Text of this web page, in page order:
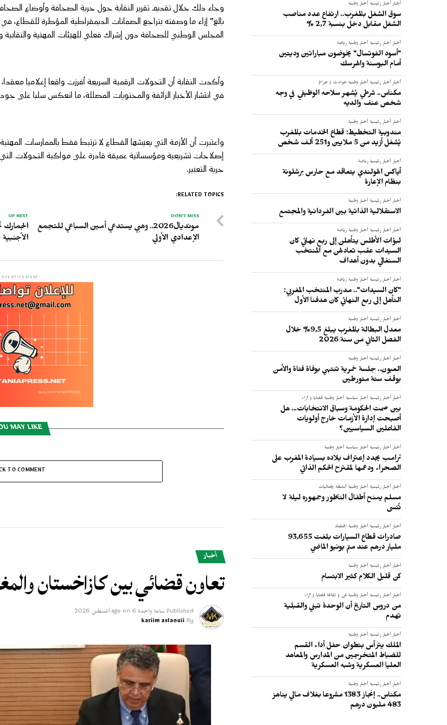
أخبار أخبار رئيسية أخبار وطنية
سوق الشغل بالمغرب.. ارتفاع عدد مناصب
الشغل مقابل دخل بنسبة 2,7 %
أخبار أخبار رئيسية أخبار وطنية رياضة
"أسود الفوتسال" يخوضون مباراتين وديتين
أمام البوسنة والهرسك
أخبار أخبار رئيسية أخبار وطنية حوادث و جرائم
مكناس.. شرطي يُشهر سلاحه الوظيفي في وجه
شخص عنف والديه
أخبار أخبار رئيسية أخبار وطنية
مندوبية التخطيط: قطاع الخدمات بالمغرب
يُشغل أزيد من 5 ملايين و251 ألف شخص
أخبار أخبار رئيسية رياضة
أياكس الهولندي يتعاقد مع حارس برشلونة
بنظام الإعارة
أخبار أخبار رئيسية أخبار وطنية
الاستقلالية الذاتية بين الفردانية والمجتمع
أخبار أخبار رئيسية أخبار وطنية رياضة
لبؤات الأطلس يتأهلن إلى ربع نهائي كان
السيدات عقب تعادلهن مع المنتخب
السنغالي بدون أهداف
أخبار أخبار رئيسية أخبار وطنية رياضة
"كان السيدات".. مدرب المنتخب المغربي:
التأهل إلى ربع النهائي كان هدفنا الأول
أخبار أخبار رئيسية أخبار وطنية
معدل البطالة بالمغرب يبلغ 9,5% خلال
الفصل الثاني من سنة 2026
أخبار أخبار رئيسية أخبار وطنية
العيون.. جلسة خمرية تنتهي بوفاة فتاة والأمن
يوقف ستة متورطين
أخبار أخبار رئيسية أخبار سياسية أخبار وطنية قضايا و آراء
بين صمت الحكومة وسباق الانتخابات... هل
أصبحت إدارة الأزمات خارج أولويات
الفاعلين السياسيين؟
أخبار أخبار رئيسية أخبار سياسية أخبار وطنية
ترامب يجدد إعتراف بلاده بسيادة المغرب على
الصحراء ودعمها لمقترح الحكم الذاتي
أخبار أخبار رئيسية أخبار وطنية أنشطة وفعاليات
مسلم يمنح أطفال الناظور وجمهوره ليلة لا
تُنسى
أخبار أخبار رئيسية أخبار وطنية اقتصاد
صادرات قطاع السيارات بلغت 93,655
مليار درهم عند متم يونيو الماضي
أخبار أخبار رئيسية أخبار وطنية
كن قليل الكلام كثير الابتسام
أخبار أخبار رئيسية أخبار وطنية فن و ثقافة قضايا و آراء
من دروس التاريخ أن الوحدة تبني والقبلية
تهدم
أخبار أخبار رئيسية أخبار وطنية
الملك يترأس بتطوان حفل أداء القسم
للضباط المتخرجين من المدارس والمعاهد
العليا العسكرية وشبه العسكرية
أخبار أخبار رئيسية أخبار وطنية
مكناس.. إنجاز 1383 مشروعا بغلاف مالي يناهز
483 مليون درهم
بالغ” إزاء ما وصفته بتراجع الضمانات الديمقراطية المؤطرة
المجلس الوطني للصحافة دون إشراك فعلي للهيئات المهنية والنقابية
وأكدت النقابة أن التحولات الرقمية السريعة أفرزت واقعا إعلاميا
في انتشار الأخبار الزائفة والمحتويات المضللة، ما انعكس سلبا على
واعتبرت أن الأزمة التي يعيشها القطاع لا ترتبط فقط بالممارسات
إصلاحات تشريعية ومؤسساتية عميقة قادرة على مواكبة التحولات
حرية التعبير.
RELATED TOPICS:
UP NEXT
الأجنبية
DON'T MISS
مونديال2026.. وهبي يستدعي أمين السباعي للتجمع
الإعدادي الأولي
MAY LIKE
TO COMMENT
أخبار
تعاون قضائي بين كازاخستان
Published ساعة واحدة ago on 6 أغسطس 2026
By
kariim aslaouii